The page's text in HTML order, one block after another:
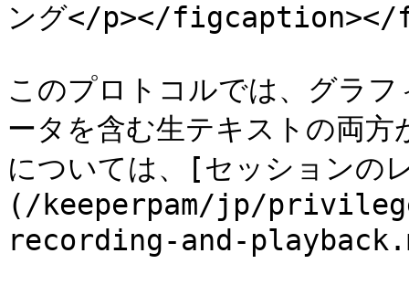
ング</p></
このプロトコルでは、グラ
ータを含む生テキストの両
については、[セッションの
(/keeperpam/jp/
recording-and-